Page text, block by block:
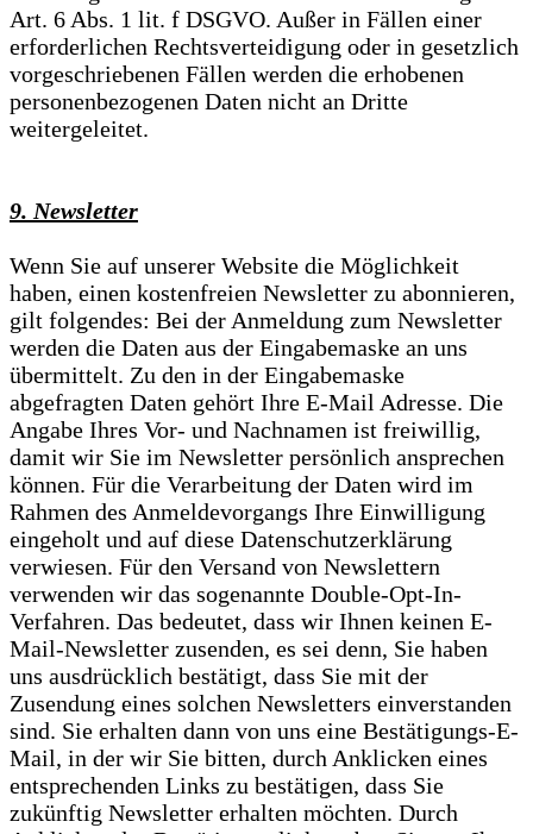
Art. 6 Abs. 1 lit. f DSGVO. Außer in Fällen einer
erforderlichen Rechtsverteidigung oder in gesetzlich
vorgeschriebenen Fällen werden die erhobenen
personenbezogenen Daten nicht an Dritte
weitergeleitet.
9. Newsletter
Wenn Sie auf unserer Website die Möglichkeit
haben, einen kostenfreien Newsletter zu abonnieren,
gilt folgendes: Bei der Anmeldung zum Newsletter
werden die Daten aus der Eingabemaske an uns
übermittelt. Zu den in der Eingabemaske
abgefragten Daten gehört Ihre E-Mail Adresse. Die
Angabe Ihres Vor- und Nachnamen ist freiwillig,
damit wir Sie im Newsletter persönlich ansprechen
können. Für die Verarbeitung der Daten wird im
Rahmen des Anmeldevorgangs Ihre Einwilligung
eingeholt und auf diese Datenschutzerklärung
verwiesen. Für den Versand von Newslettern
verwenden wir das sogenannte Double-Opt-In-
Verfahren. Das bedeutet, dass wir Ihnen keinen E-
Mail-Newsletter zusenden, es sei denn, Sie haben
uns ausdrücklich bestätigt, dass Sie mit der
Zusendung eines solchen Newsletters einverstanden
sind. Sie erhalten dann von uns eine Bestätigungs-E-
Mail, in der wir Sie bitten, durch Anklicken eines
entsprechenden Links zu bestätigen, dass Sie
zukünftig Newsletter erhalten möchten. Durch